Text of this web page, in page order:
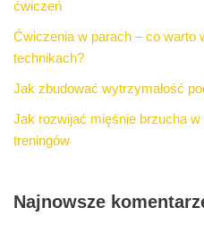
ćwiczeń
Ćwiczenia w parach – co warto
technikach?
Jak zbudować wytrzymałość
Jak rozwijać mięśnie brzucha
treningów
Najnowsze